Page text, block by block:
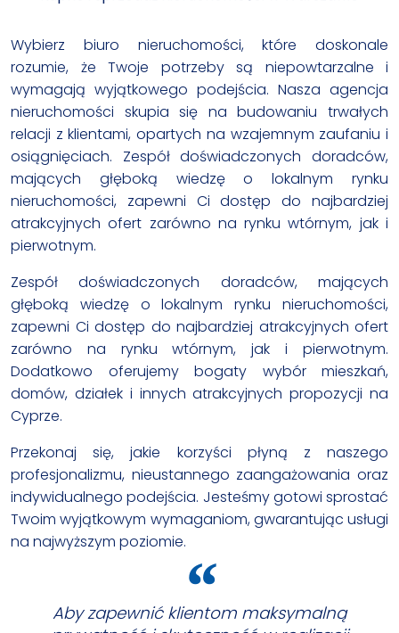
Wybierz biuro nieruchomości, które doskonale
rozumie, że Twoje potrzeby są niepowtarzalne i
wymagają wyjątkowego podejścia. Nasza agencja
nieruchomości skupia się na budowaniu trwałych
relacji z klientami, opartych na wzajemnym zaufaniu i
osiągnięciach. Zespół doświadczonych doradców,
mających głęboką wiedzę o lokalnym rynku
nieruchomości, zapewni Ci dostęp do najbardziej
atrakcyjnych ofert zarówno na rynku wtórnym, jak i
pierwotnym.
Zespół doświadczonych doradców, mających
głęboką wiedzę o lokalnym rynku nieruchomości,
zapewni Ci dostęp do najbardziej atrakcyjnych ofert
zarówno na rynku wtórnym, jak i pierwotnym.
Dodatkowo oferujemy bogaty wybór mieszkań,
domów, działek i innych atrakcyjnych propozycji na
Cyprze.
Przekonaj się, jakie korzyści płyną z naszego
profesjonalizmu, nieustannego zaangażowania oraz
indywidualnego podejścia. Jesteśmy gotowi sprostać
Twoim wyjątkowym wymaganiom, gwarantując usługi
na najwyższym poziomie.
Aby zapewnić klientom maksymalną